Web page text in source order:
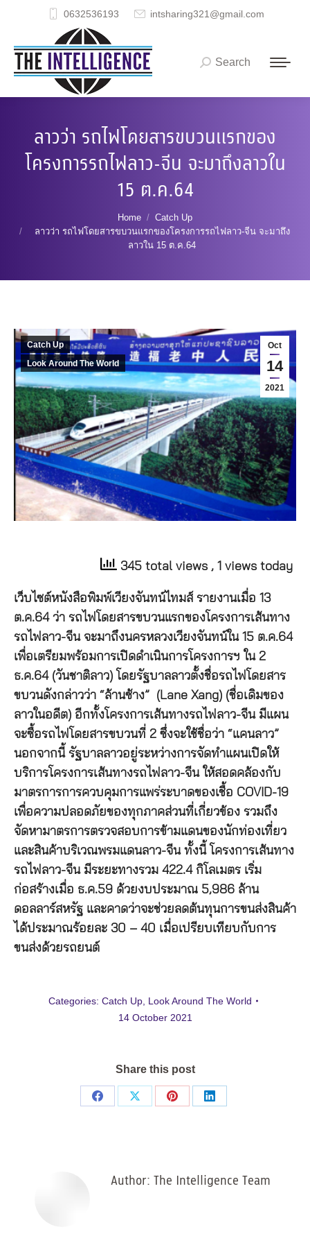
0632536193 intsharing321@gmail.com
Search:
Search
ลาวว่า รถไฟโดยสารขบวนแรกของ
โครงการรถไฟลาว-จีน จะมาถึงลาวใน
15 ต.ค.64
Home
Catch Up
ลาวว่า รถไฟโดยสารขบวนแรกของโครงการรถไฟลาว-จีน จะมาถึง
ลาวใน 15 ต.ค.64
Oct
14
2021
Catch Up
Look Around The World
345 total views , 1 views today
เว็บไซต์หนังสือพิมพ์เวียงจันทน์ไทมส์ รายงานเมื่อ 13
ต.ค.64 ว่า รถไฟโดยสารขบวนแรกของโครงการเส้นทาง
รถไฟลาว-จีน จะมาถึงนครหลวงเวียงจันทน์ใน 15 ต.ค.64
เพื่อเตรียมพร้อมการเปิดดำเนินการโครงการฯ ใน 2
ธ.ค.64 (วันชาติลาว) โดยรัฐบาลลาวตั้งชื่อรถไฟโดยสาร
ขบวนดังกล่าวว่า “ล้านซ้าง” (Lane Xang) (ชื่อเดิมของ
ลาวในอดีต) อีกทั้งโครงการเส้นทางรถไฟลาว-จีน มีแผน
จะซื้อรถไฟโดยสารขบวนที่ 2 ซึ่งจะใช้ชื่อว่า “แคนลาว”
นอกจากนี้ รัฐบาลลาวอยู่ระหว่างการจัดทำแผนเปิดให้
บริการโครงการเส้นทางรถไฟลาว-จีน ให้สอดคล้องกับ
มาตรการการควบคุมการแพร่ระบาดของเชื้อ COVID-19
เพื่อความปลอดภัยของทุกภาคส่วนที่เกี่ยวข้อง รวมถึง
จัดหามาตรการตรวจสอบการข้ามแดนของนักท่องเที่ยว
และสินค้าบริเวณพรมแดนลาว-จีน ทั้งนี้ โครงการเส้นทาง
รถไฟลาว-จีน มีระยะทางรวม 422.4 กิโลเมตร เริ่ม
ก่อสร้างเมื่อ ธ.ค.59 ด้วยงบประมาณ 5,986 ล้าน
ดอลลาร์สหรัฐ และคาดว่าจะช่วยลดต้นทุนการขนส่งสินค้า
ได้ประมาณร้อยละ 30 – 40 เมื่อเปรียบเทียบกับการ
ขนส่งด้วยรถยนต์
Categories: Catch Up, Look Around The World
14 October 2021
Share this post
Share
Share
Share
Share
Author: The Intelligence Team